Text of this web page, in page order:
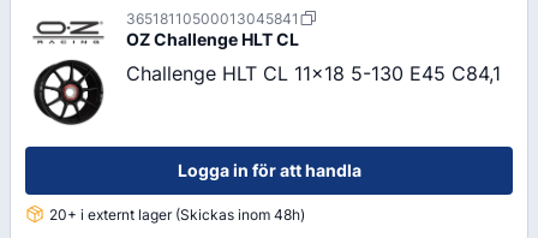
36518110500013045841
OZChallenge HLT CL
Challenge HLT CL 11x18 5-130 E45 C84,1
Logga in för att handla
20+ i externt lager (Skickas inom 48h)